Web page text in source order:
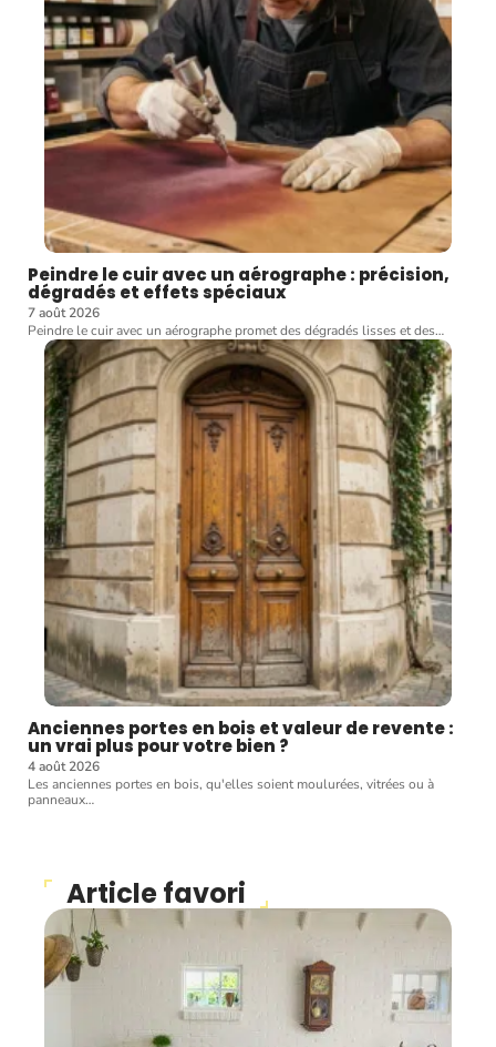
Peindre le cuir avec un aérographe : précision,
dégradés et effets spéciaux
7 août 2026
Peindre le cuir avec un aérographe promet des dégradés lisses et des…
Anciennes portes en bois et valeur de revente :
un vrai plus pour votre bien ?
4 août 2026
Les anciennes portes en bois, qu'elles soient moulurées, vitrées ou à
panneaux…
Article favori